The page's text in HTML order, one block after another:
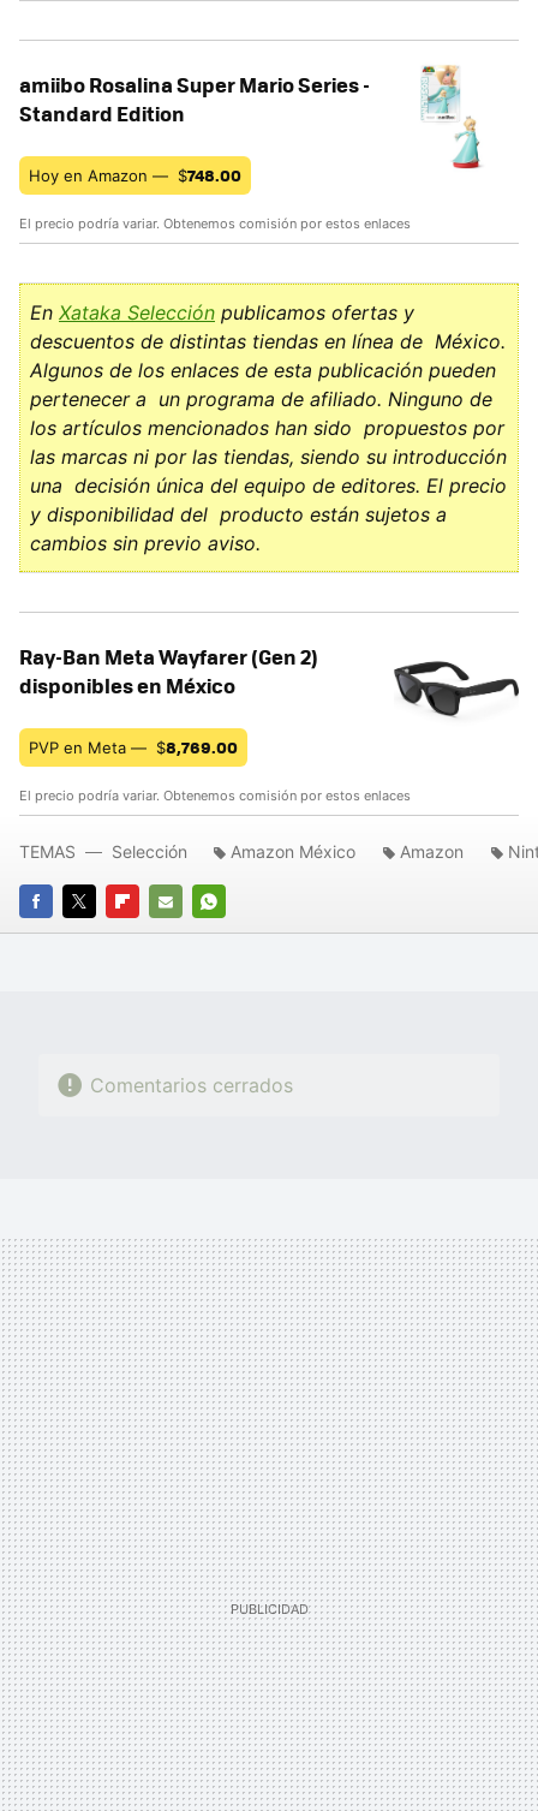
amiibo Rosalina Super Mario Series -
Standard Edition
Hoy en Amazon — $748.00
El precio podría variar. Obtenemos comisión por estos enlaces
En Xataka Selección publicamos ofertas y
descuentos de distintas tiendas en línea de México.
Algunos de los enlaces de esta publicación pueden
pertenecer a un programa de afiliado. Ninguno de
los artículos mencionados han sido propuestos por
las marcas ni por las tiendas, siendo su introducción
una decisión única del equipo de editores. El precio
y disponibilidad del producto están sujetos a
cambios sin previo aviso.
Ray-Ban Meta Wayfarer (Gen 2)
disponibles en México
PVP en Meta — $8,769.00
El precio podría variar. Obtenemos comisión por estos enlaces
FACEBOOK
TWITTERFLIPBOARD
E-
WHATSAPP
TEMAS Selección Amazon México Amazon
Comentarios cerrados